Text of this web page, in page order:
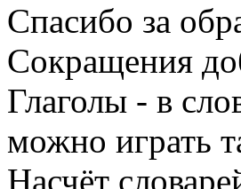
Спасибо за
Сокращения
Глаголы - в
можно играть
Насчёт